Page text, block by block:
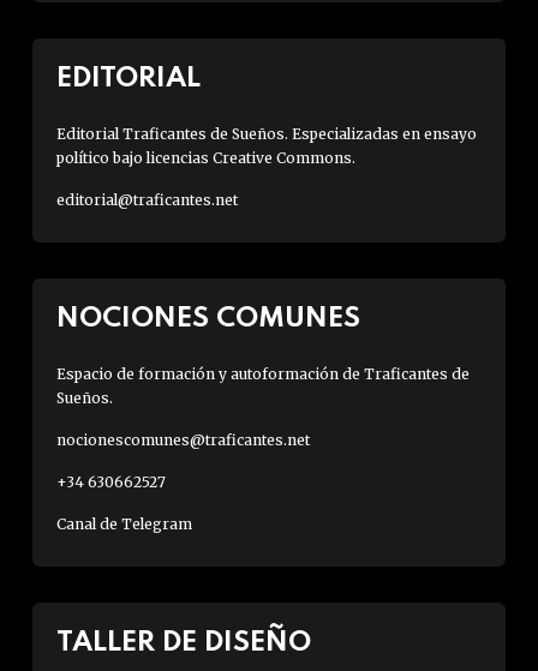
EDITORIAL
Editorial Traficantes de Sueños. Especializadas en ensayo
político bajo licencias Creative Commons.
editorial@traficantes.net
NOCIONES COMUNES
Espacio de formación y autoformación de Traficantes de
Sueños.
nocionescomunes@traficantes.net
+34 630662527
Canal de Telegram
TALLER DE DISEÑO